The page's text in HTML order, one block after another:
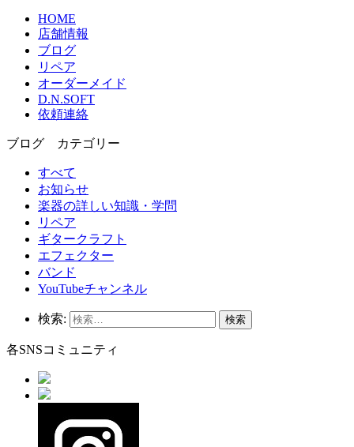
HOME
店舗情報
ブログ
リペア
オーダーメイド
D.N.SOFT
依頼連絡
ブログ カテゴリー
すべて
お知らせ
楽器の詳しい知識・学問
リペア
ギタークラフト
エフェクター
バンド
YouTubeチャンネル
検索:
各SNSコミュニティ